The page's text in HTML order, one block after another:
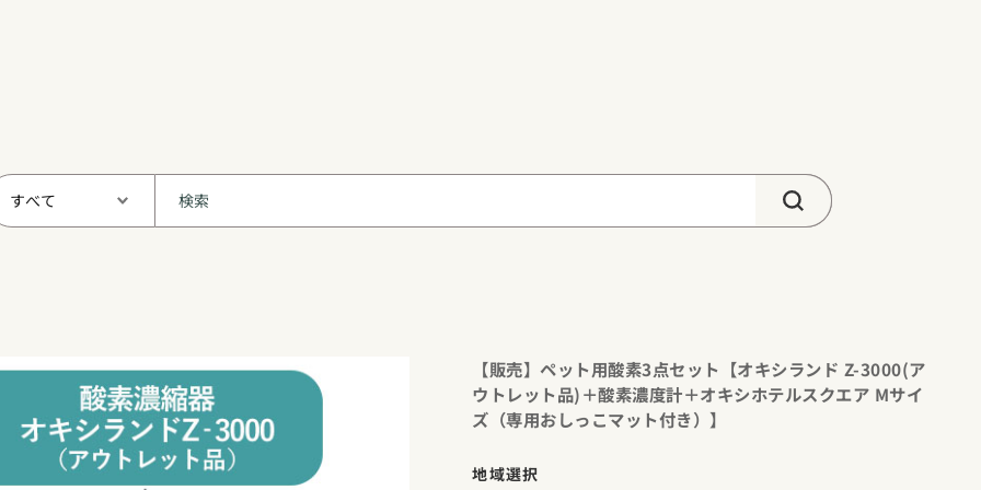
【販売】ペット用酸素3点セット【オキシランド Z-3000(ア
ウトレット品)＋酸素濃度計＋オキシホテルスクエア Mサイ
ズ（専用おしっこマット付き）】
地域選択